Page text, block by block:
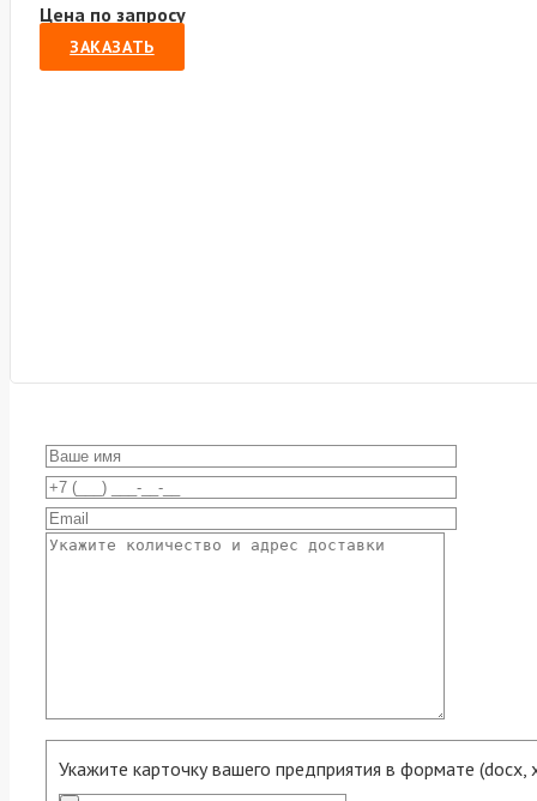
Цена по запросу
ЗАКАЗАТЬ
Укажите карточку вашего предприятия в формате (docx,